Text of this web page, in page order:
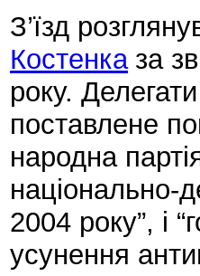
З’їзд
Костенка за
року.
поставлене
народна
національно-
2004 року”, і
усунення